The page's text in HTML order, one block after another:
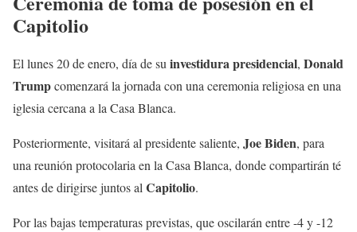
Capitolio
El lunes 20 de enero, día de suinvestidura presidencial, Donald
Trumpcomenzará la jornada con una ceremonia religiosa en una
iglesia cercana a la Casa Blanca.
Posteriormente, visitará al presidente saliente, Joe Biden, para
una reunión protocolaria en la Casa Blanca, donde compartirán té
antes de dirigirse juntos alCapitolio.
Por las bajas temperaturas previstas, que oscilarán entre -4 y -12